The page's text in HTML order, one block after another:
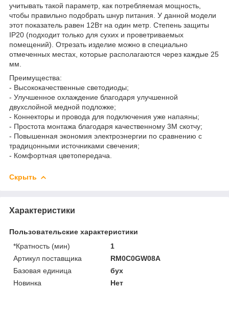
учитывать такой параметр, как потребляемая мощность,
чтобы правильно подобрать шнур питания. У данной модели
этот показатель равен 12Вт на один метр. Степень защиты
IP20 (подходит только для сухих и проветриваемых
помещений). Отрезать изделие можно в специально
отмеченных местах, которые располагаются через каждые 25
мм.
Преимущества:
- Высококачественные светодиоды;
- Улучшенное охлаждение благодаря улучшенной
двухслойной медной подложке;
- Коннекторы и провода для подключения уже напаяны;
- Простота монтажа благодаря качественному 3М скотчу;
- Повышенная экономия электроэнергии по сравнению с
традицонными источниками свечения;
- Комфортная цветопередача.
Скрыть
Характеристики
Пользовательские характеристики
*Кратность (мин)
1
Артикул поставщика
RM0C0GW08A
Базовая единица
бух
Новинка
Нет